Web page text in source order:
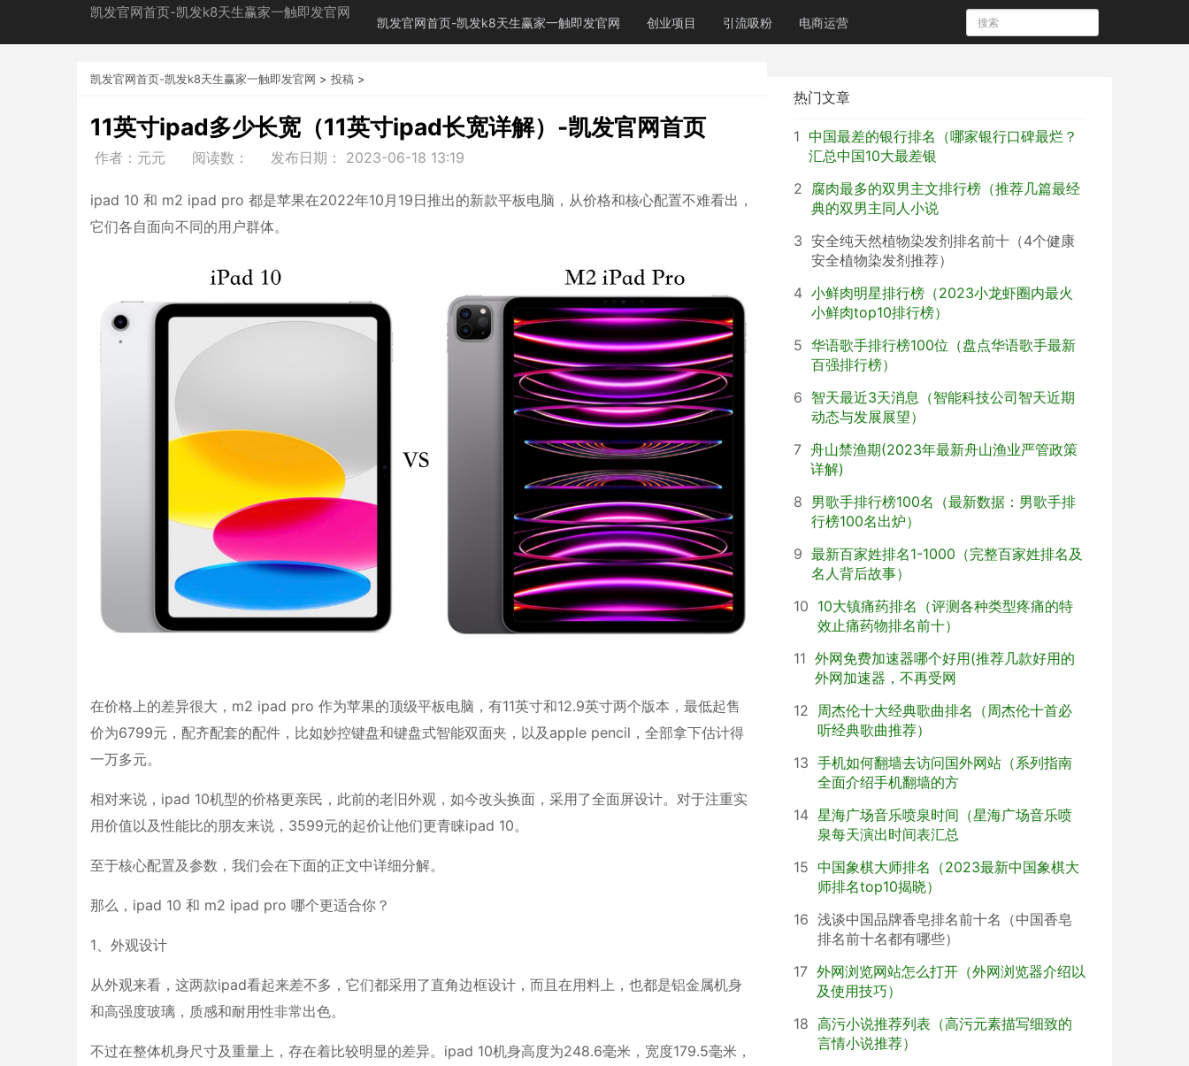
凯发官网首页-凯发k8天生赢家一触即发官网
凯发官网首页-凯发k8天生赢家一触即发官网 创业项目 引流吸粉 电商运营
凯发官网首页-凯发k8天生赢家一触即发官网 > 投稿 >
11英寸ipad多少长宽（11英寸ipad长宽详解）-凯发官网首页
作者：元元 阅读数： 发布日期： 2023-06-18 13:19
ipad 10 和 m2 ipad pro 都是苹果在2022年10月19日推出的新款平板电脑，从价格和核心配置不难看出，
它们各自面向不同的用户群体。
在价格上的差异很大，m2 ipad pro 作为苹果的顶级平板电脑，有11英寸和12.9英寸两个版本，最低起售
价为6799元，配齐配套的配件，比如妙控键盘和键盘式智能双面夹，以及apple pencil，全部拿下估计得
一万多元。
相对来说，ipad 10机型的价格更亲民，此前的老旧外观，如今改头换面，采用了全面屏设计。对于注重实
用价值以及性能比的朋友来说，3599元的起价让他们更青睐ipad 10。
至于核心配置及参数，我们会在下面的正文中详细分解。
那么，ipad 10 和 m2 ipad pro 哪个更适合你？
1、外观设计
从外观来看，这两款ipad看起来差不多，它们都采用了直角边框设计，而且在用料上，也都是铝金属机身
和高强度玻璃，质感和耐用性非常出色。
不过在整体机身尺寸及重量上，存在着比较明显的差异。ipad 10机身高度为248.6毫米，宽度179.5毫米，
热门文章
1 中国最差的银行排名（哪家银行口碑最烂？
汇总中国10大最差银
2 腐肉最多的双男主文排行榜（推荐几篇最经
典的双男主同人小说
3 安全纯天然植物染发剂排名前十（4个健康
安全植物染发剂推荐）
4 小鲜肉明星排行榜（2023小龙虾圈内最火
小鲜肉top10排行榜）
5 华语歌手排行榜100位（盘点华语歌手最新
百强排行榜）
6 智天最近3天消息（智能科技公司智天近期
动态与发展展望）
7 舟山禁渔期(2023年最新舟山渔业严管政策
详解)
8 男歌手排行榜100名（最新数据：男歌手排
行榜100名出炉）
9 最新百家姓排名1-1000（完整百家姓排名及
名人背后故事）
10 10大镇痛药排名（评测各种类型疼痛的特
效止痛药物排名前十）
11 外网免费加速器哪个好用(推荐几款好用的
外网加速器，不再受网
12 周杰伦十大经典歌曲排名（周杰伦十首必
听经典歌曲推荐）
13 手机如何翻墙去访问国外网站（系列指南
全面介绍手机翻墙的方
14 星海广场音乐喷泉时间（星海广场音乐喷
泉每天演出时间表汇总
15 中国象棋大师排名（2023最新中国象棋大
师排名top10揭晓）
16 浅谈中国品牌香皂排名前十名（中国香皂
排名前十名都有哪些）
17 外网浏览网站怎么打开（外网浏览器介绍以
及使用技巧）
18 高污小说推荐列表（高污元素描写细致的
言情小说推荐）